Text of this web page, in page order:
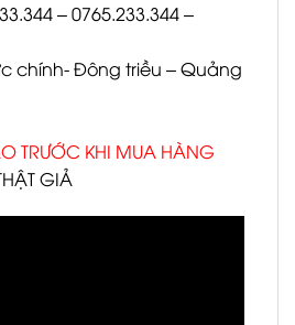
– 0765.233.344 –
chính- Đông triều – Quảng
TRƯỚC KHI MUA HÀNG
GIẢ